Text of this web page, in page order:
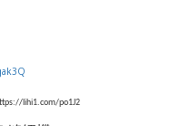
lihi1.com/po1J2